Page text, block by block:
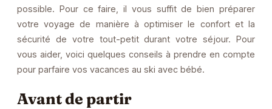
possible. Pour ce faire, il vous suffit de bien préparer
votre voyage de manière à optimiser le confort et la
sécurité de votre tout-petit durant votre séjour. Pour
vous aider, voici quelques conseils à prendre en compte
pour parfaire vos vacances au ski avec bébé.
Avant de partir